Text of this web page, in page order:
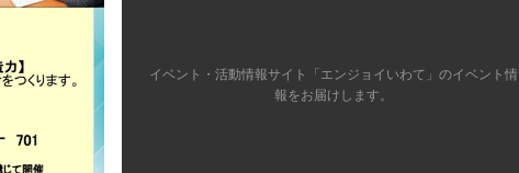
イベント・活動情報サイト「エンジョイいわて」のイベント情
報をお届けします。